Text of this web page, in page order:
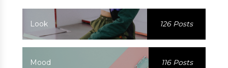
Look 126 Posts
Mood 116 Posts